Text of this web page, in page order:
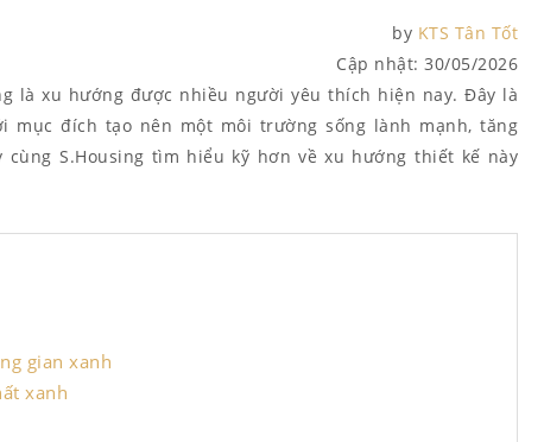
by KTS Tân Tốt
Cập nhật:30/05/2026
là xu hướng được nhiều người yêu thích hiện nay. Đây là
mục đích tạo nên một môi trường sống lành mạnh, tăng
S.Housing tìm hiểu kỹ hơn về xu hướng thiết kế này
gian xanh
xanh